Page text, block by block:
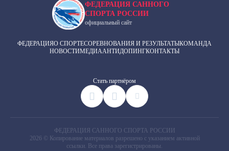
ФЕДЕРАЦИЯ САННОГО
СПОРТА РОССИИ
официальный сайт
ФЕДЕРАЦИЯО СПОРТЕСОРЕВНОВАНИЯ И РЕЗУЛЬТАТЫКОМАНДА
НОВОСТИМЕДИААНТИДОПИНГКОНТАКТЫ
Cтать партнёром
ФЕДЕРАЦИЯ САННОГО СПОРТА РОССИИ
2026 © Копирование материалов разрешено с указанием активной
ссылки. Все права зарегистрированы.